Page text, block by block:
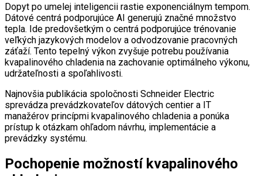
Dopyt po umelej inteligencii rastie exponenciálnym tempom.
Dátové centrá podporujúce AI generujú značné množstvo
tepla. Ide predovšetkým o centrá podporujúce trénovanie
veľkých jazykových modelov a odvodzovanie pracovných
záťaží. Tento tepelný výkon zvyšuje potrebu používania
kvapalinového chladenia na zachovanie optimálneho výkonu,
udržateľnosti a spoľahlivosti.
Najnovšia publikácia spoločnosti Schneider Electric
sprevádza prevádzkovateľov dátových centier a IT
manažérov princípmi kvapalinového chladenia a ponúka
prístup k otázkam ohľadom návrhu, implementácie a
prevádzky systému.
Pochopenie možností kvapalinového